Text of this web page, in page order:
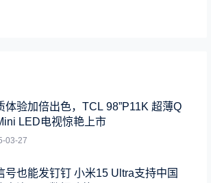
体验加倍出色，TCL 98”P11K 超薄Q
LED电视惊艳上市
03-27
号也能发钉钉 小米15 Ultra支持中国